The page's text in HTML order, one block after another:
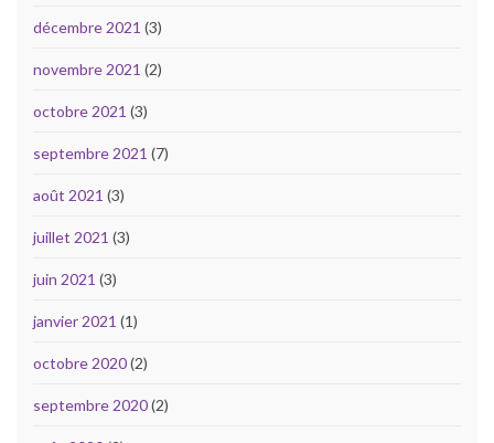
décembre 2021 (3)
novembre 2021 (2)
octobre 2021 (3)
septembre 2021 (7)
août 2021 (3)
juillet 2021 (3)
juin 2021 (3)
janvier 2021 (1)
octobre 2020(2)
septembre 2020(2)